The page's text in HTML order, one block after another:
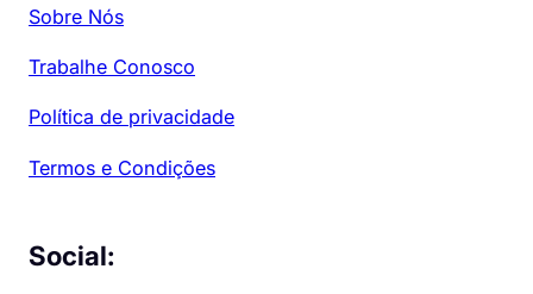
Sobre Nós
Trabalhe Conosco
Política de privacidade
Termos e Condições
Social: